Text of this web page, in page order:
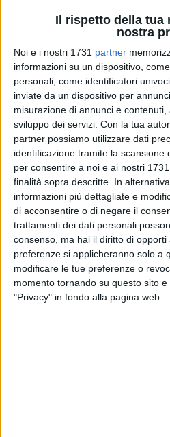
Il rispetto della tua
nostra
Noi e i nostri 1731 partner
informazioni su un dispositivo,
personali, come identificatori
inviate da un dispositivo per
misurazione di annunci e
sviluppo dei servizi. Con la tua
partner possiamo utilizzare dati
identificazione tramite la scansione
per consentire a noi e ai nostri
finalità sopra descritte. In
informazioni più dettagliate e
di acconsentire o di negare il
trattamenti dei dati personali
consenso, ma hai il diritto di
preferenze si applicheranno solo a
modificare le tue preferenze o
momento tornando su questo sito
"Privacy" in fondo alla pagina web.
56
La Fase 2, per giochi e lotterie, è
dogane e dei monopoli ha
il calendario delle riattivazioni,
in vigore l'obbligo di
fine di evitare assembramenti
delle tabaccherie e delle